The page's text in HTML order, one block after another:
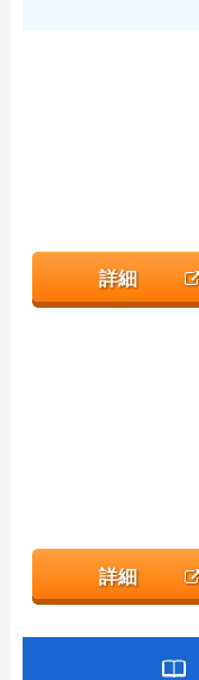
詳細
詳細